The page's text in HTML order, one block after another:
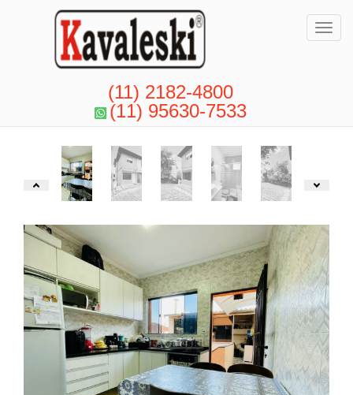
(11) 2182-4800
(11) 95630-7533